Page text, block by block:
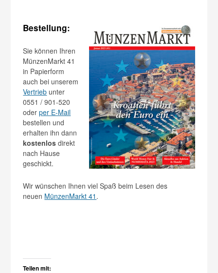
Bestellung:
Sie können Ihren
MünzenMarkt 41
in Papierform
auch bei unserem
Vertrieb unter
0551 / 901-520
oderper E-Mail
bestellen und
erhalten ihn dann
kostenlos direkt
nach Hause
geschickt.
Wir wünschen Ihnen viel Spaß beim Lesen des
neuen MünzenMarkt 41 .
Teilen mit: